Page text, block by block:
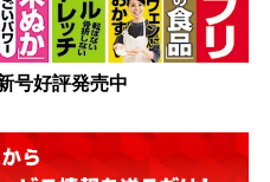
号好評発売中